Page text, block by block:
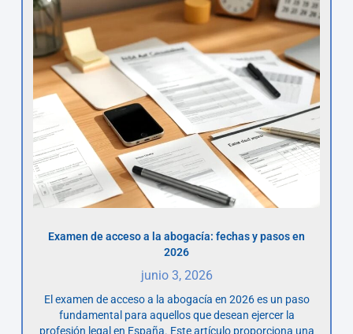
Examen de acceso a la abogacía: fechas y pasos en
2026
junio 3, 2026
El examen de acceso a la abogacía en 2026 es un paso
fundamental para aquellos que desean ejercer la
profesión legal en España. Este artículo proporciona una